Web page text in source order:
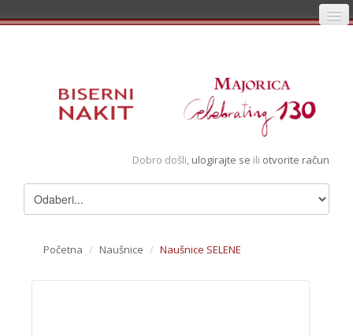
Registracija
Pregledani artikli
Dobro došli, ulogirajte se ili otvorite račun
Početna / Naušnice / Naušnice SELENE